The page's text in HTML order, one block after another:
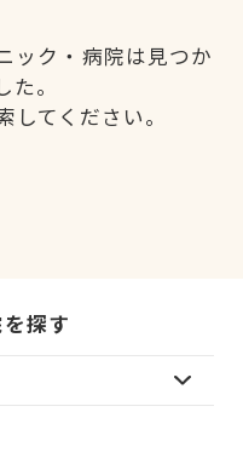
ック・病院は見つか
た。
てください。
探す